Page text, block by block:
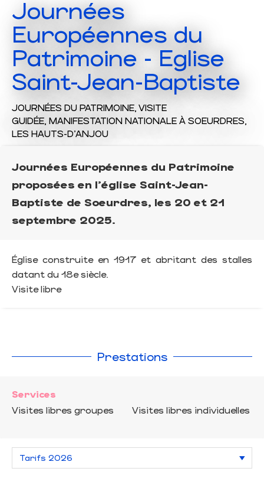
Journées
Européennes du
Patrimoine - Eglise
Saint-Jean-Baptiste
JOURNÉES DU PATRIMOINE, VISITE
GUIDÉE, MANIFESTATION NATIONALE À SOEURDRES,
LES HAUTS-D'ANJOU
Journées Européennes du Patrimoine
proposées en l'église Saint-Jean-
Baptiste de Soeurdres, les 20 et 21
septembre 2025.
Église construite en 1917 et abritant des stalles
datant du 18e siècle.
Visite libre
Prestations
Services
Visites libres groupes
Visites libres individuelles